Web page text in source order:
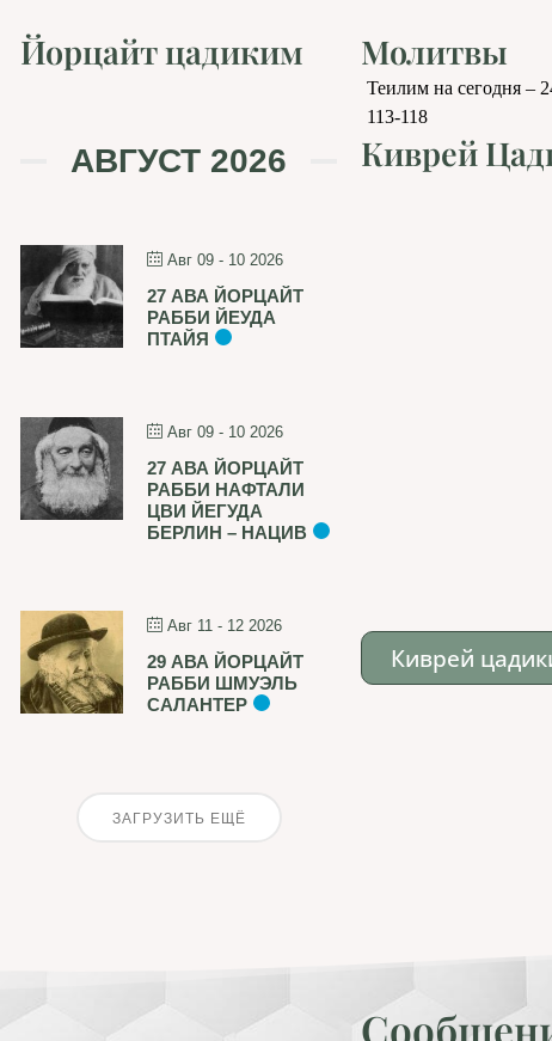
Йорцайт цадиким
АВГУСТ 2026
Авг 09 - 10 2026
27 АВА ЙОРЦАЙТ
РАББИ ЙЕУДА
ПТАЙЯ
Авг 09 - 10 2026
27 АВА ЙОРЦАЙТ
РАББИ НАФТАЛИ
ЦВИ ЙЕГУДА
БЕРЛИН – НАЦИВ
Авг 11 - 12 2026
29 АВА ЙОРЦАЙТ
РАББИ ШМУЭЛЬ
САЛАНТЕР
ЗАГРУЗИТЬ ЕЩЁ
Молитвы
Теилим на сегодня –
113-118
Киврей
Киврей